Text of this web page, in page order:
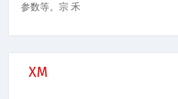
参数等。宗 禾
XM